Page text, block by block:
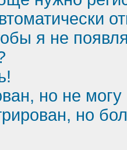
я не
но не могу
но